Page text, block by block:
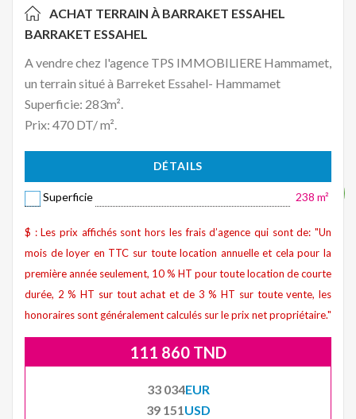
ACHAT TERRAIN À BARRAKET ESSAHEL
BARRAKET ESSAHEL
A vendre chez l'agence TPS IMMOBILIERE Hammamet,
un terrain situé à Barreket Essahel- Hammamet
Superficie: 283m².
Prix: 470 DT/ m².
DÉTAILS
Superficie 238 m²
$ : Les prix affichés sont hors les frais d’agence qui sont de: "Un
mois de loyer en TTC sur toute location annuelle et cela pour la
première année seulement, 10 % HT pour toute location de courte
durée, 2 % HT sur tout achat et de 3 % HT sur toute vente, les
honoraires sont généralement calculés sur le prix net propriétaire."
111 860 TND
33 034EUR
39 151USD